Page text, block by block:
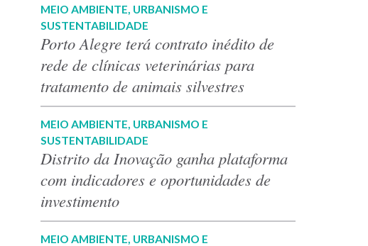
MEIO AMBIENTE, URBANISMO E
SUSTENTABILIDADE
Porto Alegre terá contrato inédito de
rede de clínicas veterinárias para
tratamento de animais silvestres
MEIO AMBIENTE, URBANISMO E
SUSTENTABILIDADE
Distrito da Inovação ganha plataforma
com indicadores e oportunidades de
investimento
MEIO AMBIENTE, URBANISMO E